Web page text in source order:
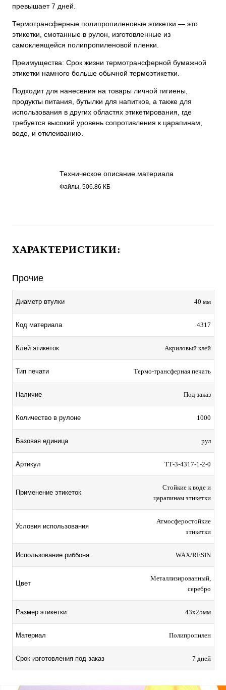
превышает 7 дней.
Термотрансферные полипропиленовые этикетки — это
этикетки, смотанные в рулон, изготовленные из
самоклеящейся полипропиленовой пленки.
Преимущества: Срок жизни термотрансферной бумажной
этикетки намного больше обычной термоэтикетки.
Подходит для нанесения на товары личной гигиены,
продукты питания, бутылки для напитков, а также для
использования в других областях этикетирования, где
требуется высокий уровень сопротивления к царапинам,
воде, и отклеиванию.
Техническое описание материала
Полипропилен металлизированный,
Файлы, 506.86 КБ
ХАРАКТЕРИСТИКИ:
Прочие
Диаметр втулки 40 мм
Код материала 4317
Клей этикеток Акриловый клей
Тип печати Термо-трансферная печать
Наличие Под заказ
Количество в рулоне 1000
Базовая единица рул
Артикул TТ-3-4317-1-2-0
Применение этикеток
Стойкие к воде и
царапинам этикетки
Условия использования
Атмосферостойкие
этикетки
Использование риббона WAX/RESIN
Цвет
Металлизированный,
серебро
Размер этикетки 43х25мм
Материал Полипропилен
Срок изготовления под заказ 7 дней